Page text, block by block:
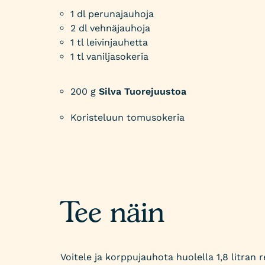
1 dl perunajauhoja
2 dl vehnäjauhoja
1 tl leivinjauhetta
1 tl vaniljasokeria
200 g Silva Tuorejuustoa
Koristeluun tomusokeria
Tee näin
Voitele ja korppujauhota huolella 1,8 litran